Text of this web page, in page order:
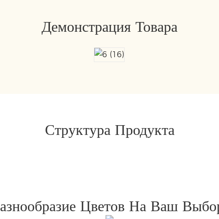
Демонстрация Товара
Структура Продукта
Цветов На Ваш